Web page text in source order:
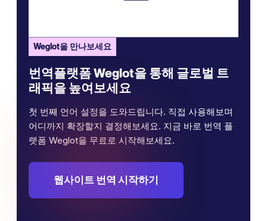
Weglot을 만나보세요
번역플랫폼 Weglot을 통해 글로벌 트
래픽을 높여보세요
첫 번째 언어 설정을 도와드립니다. 직접 사용해보며
어디까지 확장할지 결정해보세요. 지금 바로 번역 플
랫폼 Weglot을 무료로 시작해보세요.
웹사이트 번역 시작하기